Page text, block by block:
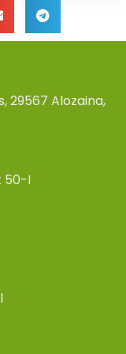
29567 Alozaina,
50-I